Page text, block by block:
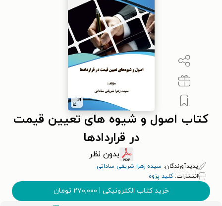
کتاب اصول و شیوه ‌های تعیین قیمت
در قراردادها
بدون نظر
پدیدآورندگان: سیده زهرا شریفی ساداتی
انتشارات:کلید پژوه
خرید کتاب الکترونیکی | ۲۷۰,۰۰۰ تومان